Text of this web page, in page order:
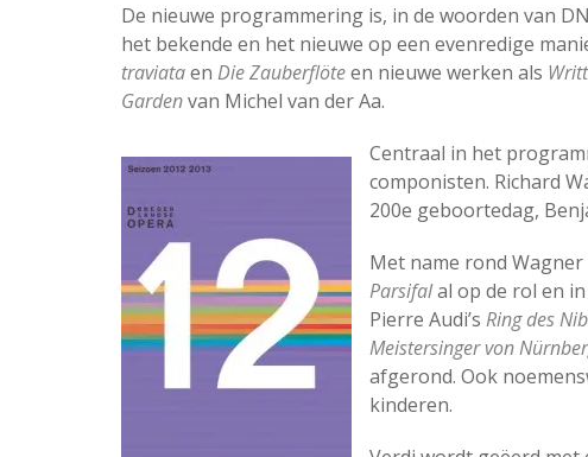
De nieuwe programmering is, in de woorden van
het bekende en het nieuwe op een evenredige
traviataen Die Zauberflöteen nieuwe werken als
Gardenvan Michel van der Aa.
Centraal in het
componisten. Richard
200e geboortedag,
Met name rond
Parsifalal op de rol en
Pierre Audi’s Ring des
Meistersinger von
afgerond. Ook
kinderen.